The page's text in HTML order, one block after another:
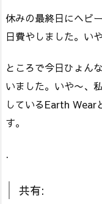
休みの最終日にヘビ
日費やしました。い
ところで今日ひょん
いました。いや〜、
しているEarth Wear
す。
.
共有: